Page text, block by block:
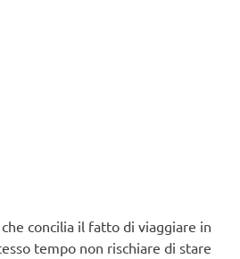
concilia il fatto di viaggiare in
tempo non rischiare di stare